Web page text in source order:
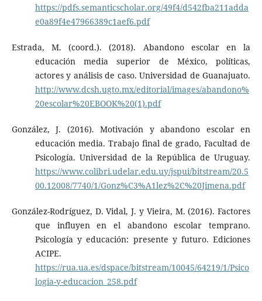
https://pdfs.semanticscholar.org/49f4/d542fba211adda
e0a89f4e47966389c1aef6.pdf
Estrada, M. (coord.). (2018). Abandono escolar en la
educación media superior de México, políticas,
actores y análisis de caso. Universidad de Guanajuato.
http://www.dcsh.ugto.mx/editorial/images/abandono%
20escolar%20EBOOK%20(1).pdf
González, J. (2016). Motivación y abandono escolar en
educación media. Trabajo final de grado, Facultad de
Psicología. Universidad de la República de Uruguay.
https://www.colibri.udelar.edu.uy/jspui/bitstream/20.5
00.12008/7740/1/Gonz%C3%A1lez%2C%20Jimena.pdf
González-Rodríguez, D. Vidal, J. y Vieira, M. (2016). Factores
que influyen en el abandono escolar temprano.
Psicología y educación: presente y futuro. Ediciones
ACIPE.
https://rua.ua.es/dspace/bitstream/10045/64219/1/Psico
logia-y-educacion_258.pdf